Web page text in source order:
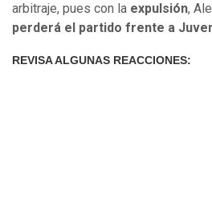
arbitraje, pues con la expulsión,
perderá el partido frente a
REVISA ALGUNAS REACCIONES: